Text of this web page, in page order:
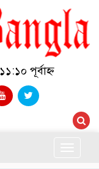
পূর্বাহ্ন